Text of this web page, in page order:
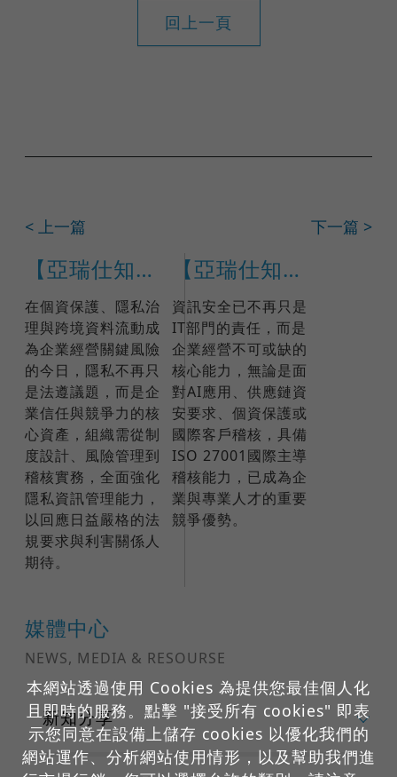
媒體中心
NEWS, MEDIA & RESOURSE
新知分享
回上一頁
< 上一篇 下一篇 >
【亞瑞仕知識學苑】ISO/IEC 27701:2025隱私資訊管理系統主導稽核員
在個資保護、隱私治
理與跨境資料流動成
為企業經營關鍵風險
的今日，隱私不再只
是法遵議題，而是企
業信任與競爭力的核
心資產，組織需從制
度設計、風險管理到
稽核實務，全面強化
隱私資訊管理能力，
以回應日益嚴格的法
規要求與利害關係人
期待。
【亞瑞仕知識學苑】ISO 27001:2022國際IRCA主導稽核員訓練課程(課程編號 17791)
資訊安全已不再只是
IT部門的責任，而是
企業經營不可或缺的
核心能力，無論是面
對AI應用、供應鏈資
安要求、個資保護或
國際客戶稽核，具備
ISO 27001國際主導
稽核能力，已成為企
業與專業人才的重要
競爭優勢。
本網站透過使用 Cookies 為提供您最佳個人化
且即時的服務。點擊 "接受所有 cookies" 即表
示您同意在設備上儲存 cookies 以優化我們的
網站運作、分析網站使用情形，以及幫助我們進